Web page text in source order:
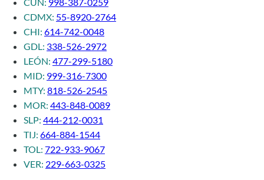
CDMX: 55-8920-2764
CHI: 614-742-0048
GDL: 338-526-2972
LEÓN: 477-299-5180
MID: 999-316-7300
MTY: 818-526-2545
MOR: 443-848-0089
SLP: 444-212-0031
TIJ: 664-884-1544
TOL: 722-933-9067
VER: 229-663-0325